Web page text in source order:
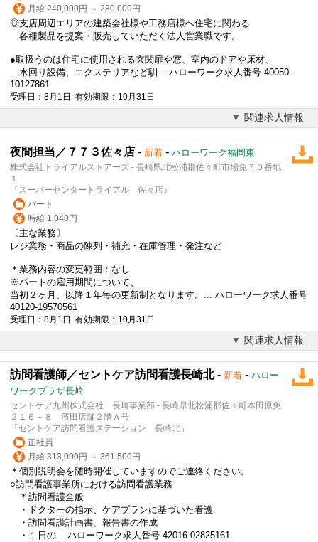
月給 240,000円 ～ 280,000円
◎支店周辺エリアの建築会社様や工務店様へ住宅に関わる
各種製品を提案・販売していただく法人営業職です。
●取扱うのは住宅に使用される玄関扉や窓、室内のドアや床材、
水回り設備、エクステリアなど馴... ハローワーク求人番号 40050-
10127861
受理日：8月1日 有効期限：10月31日
関連求人情報
夜間担当／７７３佐々店 - 新着 - ハローワーク福岡東
株式会社トライアルストアーズ - 長崎県北松浦郡佐々町市場免７０番地
１
『スーパーセンタートライアル 佐々店』
パート
時給 1,040円
〔主な業務〕
レジ業務・商品の陳列・補充・在庫管理・発注など
＊業務内容の変更範囲：なし
※パートの雇用期間について、
当初２ヶ月、以降１年毎の更新制となります。... ハローワーク求人番号
40120-19570561
受理日：8月1日 有効期限：10月31日
関連求人情報
訪問看護師／セントケア訪問看護長崎北- 新着 - ハロー
ワークプラザ長崎
セントケア九州株式会社 長崎事業部 - 長崎県北松浦郡佐々町本田原免
２１６－８ 濱田店舗２階Ａ号
「セントケア訪問看護ステーション 長崎北」
正社員
月給 313,000円 ～ 361,500円
＊個別説明会を随時開催していますのでご連絡ください。
○訪問看護事業所における訪問看護業務
＊訪問看護全般
・ドクターの指示、ケアプランに基づいた看護
・訪問看護計画書、報告書の作成
・１日の... ハローワーク求人番号 42016-02825161